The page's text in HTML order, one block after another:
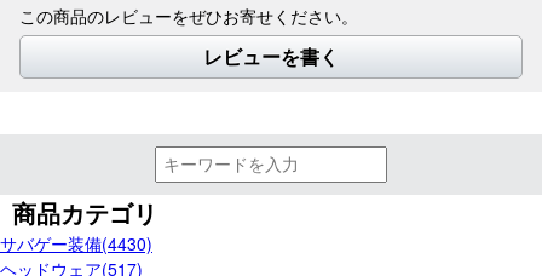
この商品のレビューをぜひお寄せください。
レビューを書く
商品カテゴリ
サバゲー装備(4430)
ヘッドウェア(517)